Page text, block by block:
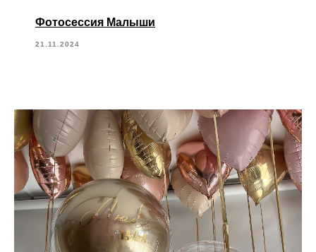
Фотосессия Малыши
21.11.2024